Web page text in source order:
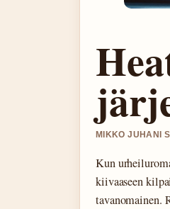
MIKKO JUHANI
Kun
kiivaaseen
tavanomainen.